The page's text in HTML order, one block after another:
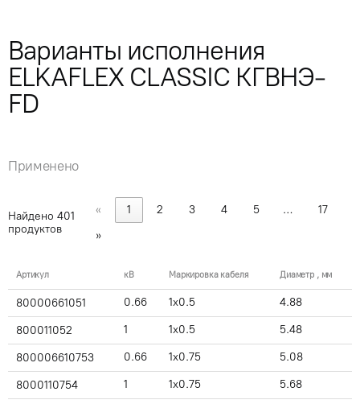
Варианты исполнения
ELKAFLEX CLASSIC КГВНЭ-
FD
Применено
Найдено 401
продуктов
« 1 2 3 4 5 …
17
»
Артикул кВ Маркировка кабеля Диаметр , мм
80000661051 0.66 1x0.5 4.88
800011052 1 1x0.5 5.48
800006610753 0.66 1x0.75 5.08
8000110754 1 1x0.75 5.68